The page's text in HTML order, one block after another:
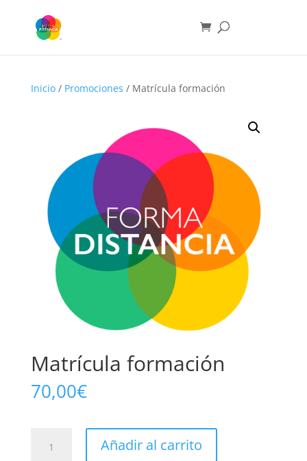
Inicio/ Promociones / Matrícula formación
Matrícula formación
70,00€
formación
Añadir al carrito